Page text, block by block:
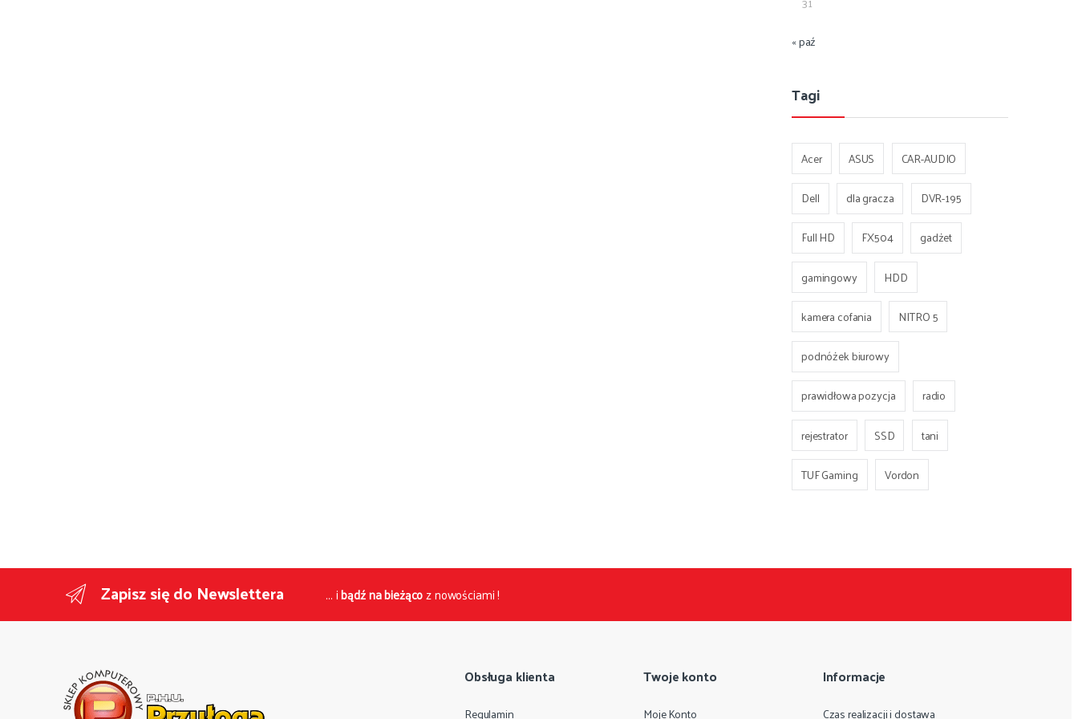
« paź
Tagi
Acer ASUS
CAR-AUDIO
Dell
dla gracza
DVR-195
Full HD
FX504
gadżet
gamingowy
HDD
kamera cofania
NITRO 5
podnóżek biurowy
prawidłowa pozycja
radio
rejestrator
SSD
tani
TUF Gaming
Vordon
Zapisz się do Newslettera ... ibądź na bieżącoz nowościami !
Obsługa klienta
Regulamin
Twoje konto
Moje Konto
Informacje
Czas realizacji i dostawa